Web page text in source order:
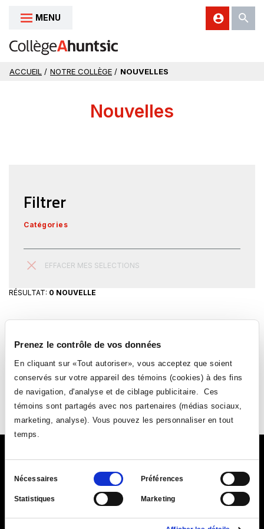
Prenez le contrôle de vos données
En cliquant sur «Tout autoriser», vous acceptez que soient
conservés sur votre appareil des témoins (cookies) à des fins
de navigation, d'analyse et de ciblage publicitaire. Ces
témoins sont partagés avec nos partenaires (médias sociaux,
marketing, analyse). Vous pouvez les personnaliser en tout
temps.
Sélection
consentement
Nécessaires Préférences
Statistiques Marketing
Aller au contenu
MENU
ACCUEIL / NOTRE COLLÈGE / NOUVELLES
Nouvelles
Filtrer
Catégories
EFFACER MES SELECTIONS
RÉSULTAT: 0 NOUVELLE
Suivez-nous
Ce
lien
Ce
lien
nouvelle
fenêtre
Ce
lien
nouvelle
fenêtre
Ce
lien
nouvelle
fenêtre
9155, rue Saint-Hubert, Montréal (Québec) H2M 1Y8
Ce
lien
dans
une
Plan du Collège (PDF)
Ce
lien
s'ouvrira
| Annuaire |
Coordonnées et
horaires d'accueil